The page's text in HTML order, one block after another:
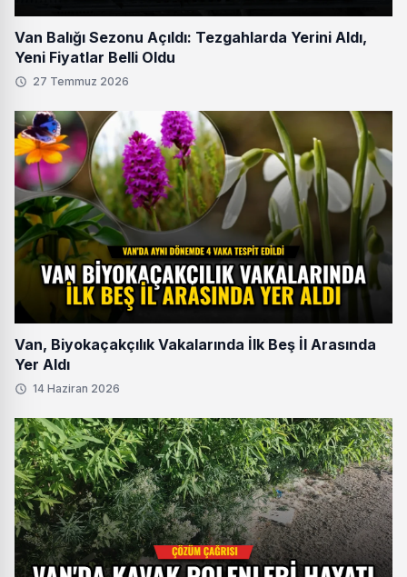
Van Balığı Sezonu Açıldı: Tezgahlarda Yerini Aldı,
Yeni Fiyatlar Belli Oldu
27 Temmuz 2026
Van, Biyokaçakçılık Vakalarında İlk Beş İl Arasında
Yer Aldı
14 Haziran 2026